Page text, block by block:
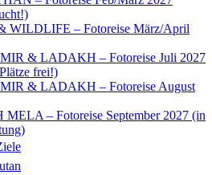
WILDLIFE – Fotoreise März/April
& LADAKH – Fotoreise Juli 2027
frei!)
& LADAKH – Fotoreise August
– Fotoreise September 2027 (in